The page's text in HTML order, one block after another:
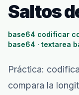
Saltos
base64 codificar
base64 · textarea
Práctica:
compara la